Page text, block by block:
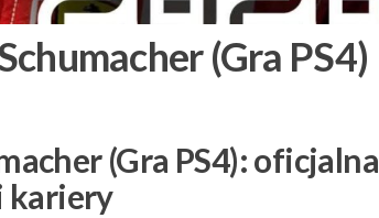
(Gra PS4)
(Gra PS4): oficjalna
kariery